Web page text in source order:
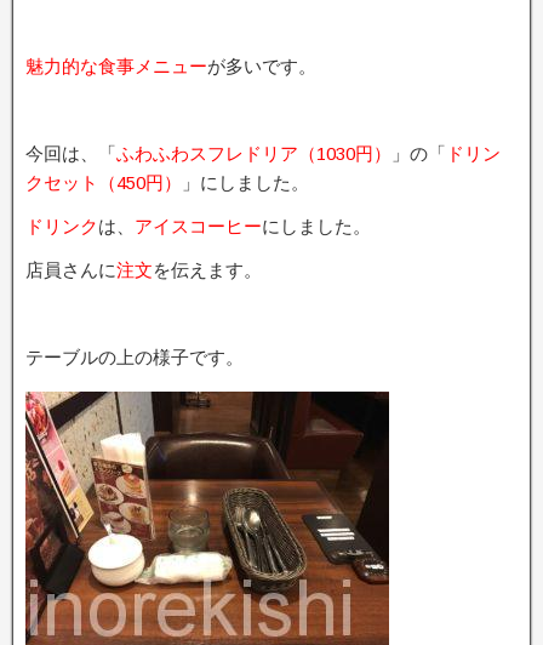
魅力的な食事メニューが多いです。
今回は、「ふわふわスフレドリア（1030円） 」の「 ドリン
クセット（450円）
」にしました。
ドリンクは、 アイスコーヒーにしました。
店員さんに注文を伝えます。
テーブルの上の様子です。